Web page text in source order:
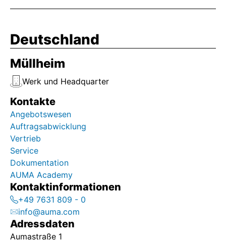
Deutschland
Müllheim
Werk und Headquarter
Kontakte
Angebotswesen
Auftragsabwicklung
Vertrieb
Service
Dokumentation
AUMA Academy
Kontaktinformationen
+49 7631 809 - 0
info@auma.com
Adressdaten
Aumastraße 1